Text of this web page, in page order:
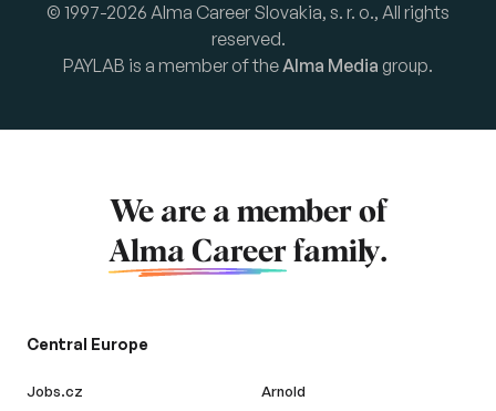
© 1997-2026 Alma Career Slovakia, s. r. o., All rights
reserved.
PAYLAB is a member of theAlma Media group.
We are a member of
Alma Career family.
Central Europe
Jobs.cz
Arnold